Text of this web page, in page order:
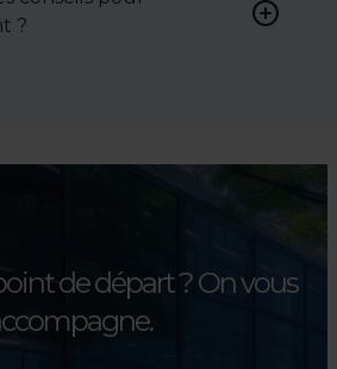
le bail ou les
?
valorisation
de départ ?On vous